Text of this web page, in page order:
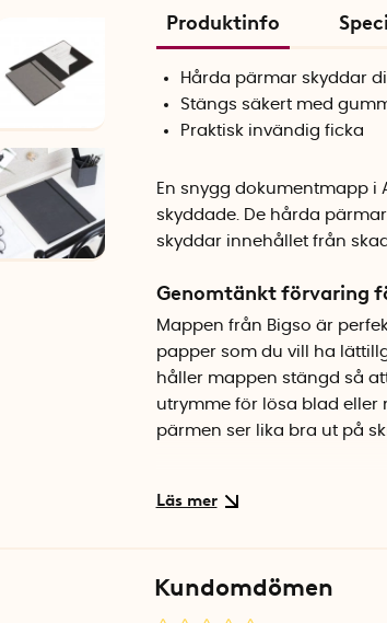
Produktinfo
Hårda pärmar skyddar
Stängs säkert med
Praktisk invändig ficka
En snygg dokumentmapp
skyddade. De hårda
skyddar innehållet från
Genomtänkt förvaring
Mappen från Bigso är
papper som du vill ha
håller mappen stängd så
utrymme för lösa blad eller
pärmen ser lika bra ut på
Storlek: A4
Stängning: Gummiband
Kundomdömen